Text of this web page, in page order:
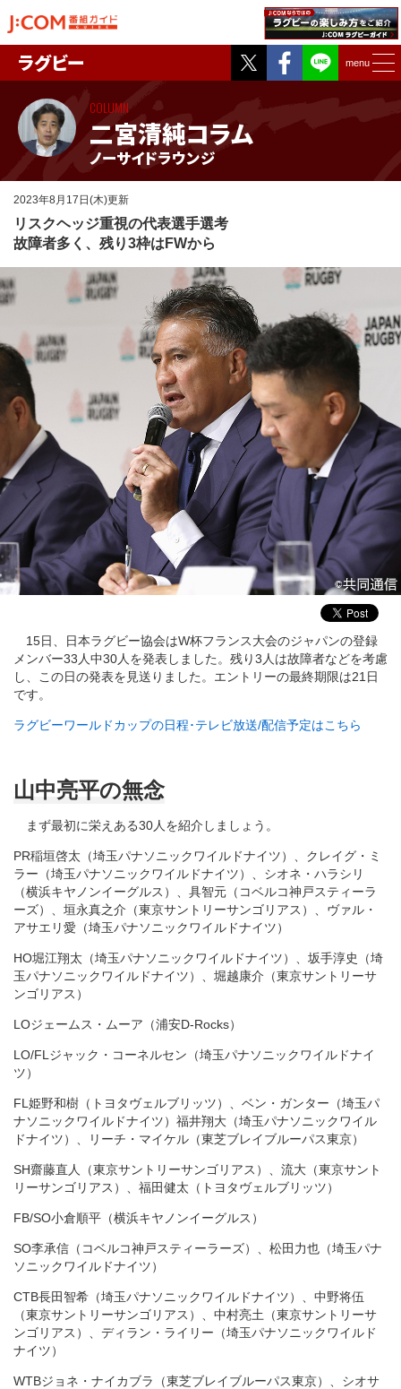
Twitter
Facebook
menu
ラグビー
二宮清純コラム
ノーサイドラウンジ
COLUMN
2023年8月17日(木)更新
リスクヘッジ重視の代表選手選考
故障者多く、残り3枠はFWから
15日、日本ラグビー協会はW杯フランス大会のジャパンの登録
メンバー33人中30人を発表しました。残り3人は故障者などを考慮
し、この日の発表を見送りました。エントリーの最終期限は21日
です。
ラグビーワールドカップの日程･テレビ放送/配信予定はこちら
山中亮平の無念
まず最初に栄えある30人を紹介しましょう。
PR稲垣啓太（埼玉パナソニックワイルドナイツ）、クレイグ・ミ
ラー（埼玉パナソニックワイルドナイツ）、シオネ・ハラシリ
（横浜キヤノンイーグルス）、具智元（コベルコ神戸スティーラ
ーズ）、垣永真之介（東京サントリーサンゴリアス）、ヴァル・
アサエリ愛（埼玉パナソニックワイルドナイツ）
HO堀江翔太（埼玉パナソニックワイルドナイツ）、坂手淳史（埼
玉パナソニックワイルドナイツ）、堀越康介（東京サントリーサ
ンゴリアス）
LOジェームス・ムーア（浦安D-Rocks）
LO/FLジャック・コーネルセン（埼玉パナソニックワイルドナイ
ツ）
FL姫野和樹（トヨタヴェルブリッツ）、ベン・ガンター（埼玉パ
ナソニックワイルドナイツ）福井翔大（埼玉パナソニックワイル
ドナイツ）、リーチ・マイケル（東芝ブレイブルーパス東京）
SH齋藤直人（東京サントリーサンゴリアス）、流大（東京サント
リーサンゴリアス）、福田健太（トヨタヴェルブリッツ）
FB/SO小倉順平（横浜キヤノンイーグルス）
SO李承信（コベルコ神戸スティーラーズ）、松田力也（埼玉パナ
ソニックワイルドナイツ）
CTB長田智希（埼玉パナソニックワイルドナイツ）、中野将伍
（東京サントリーサンゴリアス）、中村亮土（東京サントリーサ
ンゴリアス）、ディラン・ライリー（埼玉パナソニックワイルド
ナイツ）
WTBジョネ・ナイカブラ（東芝ブレイブルーパス東京）、シオサ